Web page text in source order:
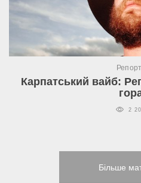
Карпатський вайб:
2
Більше